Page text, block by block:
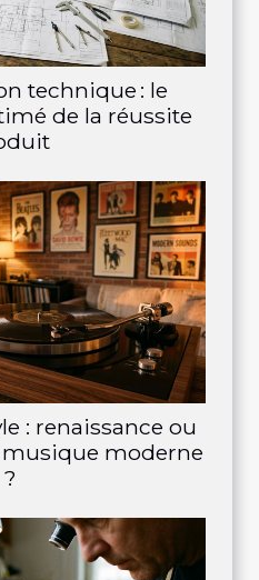
technique : le
de la réussite
: renaissance ou
moderne
?